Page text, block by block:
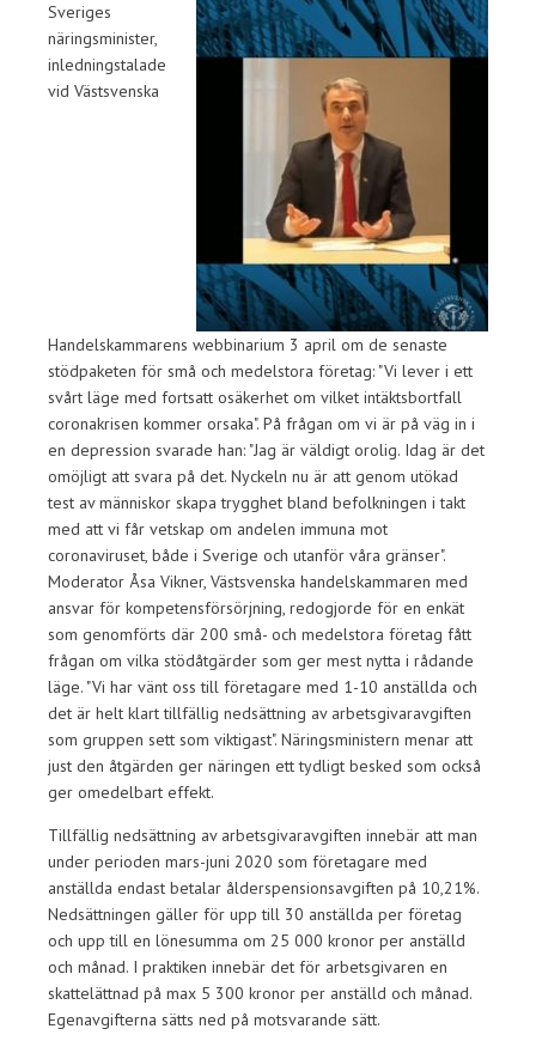
Sveriges
näringsminister,
inledningstalade
vid Västsvenska
Handelskammarens webbinarium 3 april om de senaste
stödpaketen för små och medelstora företag: "Vi lever i ett
svårt läge med fortsatt osäkerhet om vilket intäktsbortfall
coronakrisen kommer orsaka". På frågan om vi är på väg in i
en depression svarade han: "Jag är väldigt orolig. Idag är det
omöjligt att svara på det. Nyckeln nu är att genom utökad
test av människor skapa trygghet bland befolkningen i takt
med att vi får vetskap om andelen immuna mot
coronaviruset, både i Sverige och utanför våra gränser".
Moderator Åsa Vikner, Västsvenska handelskammaren med
ansvar för kompetensförsörjning, redogjorde för en enkät
som genomförts där 200 små- och medelstora företag fått
frågan om vilka stödåtgärder som ger mest nytta i rådande
läge. "Vi har vänt oss till företagare med 1-10 anställda och
det är helt klart tillfällig nedsättning av arbetsgivaravgiften
som gruppen sett som viktigast". Näringsministern menar att
just den åtgärden ger näringen ett tydligt besked som också
ger omedelbart effekt.
Tillfällig nedsättning av arbetsgivaravgiften innebär att man
under perioden mars-juni 2020 som företagare med
anställda endast betalar ålderspensionsavgiften på 10,21%.
Nedsättningen gäller för upp till 30 anställda per företag
och upp till en lönesumma om 25 000 kronor per anställd
och månad. I praktiken innebär det för arbetsgivaren en
skattelättnad på max 5 300 kronor per anställd och månad.
Egenavgifterna sätts ned på motsvarande sätt.